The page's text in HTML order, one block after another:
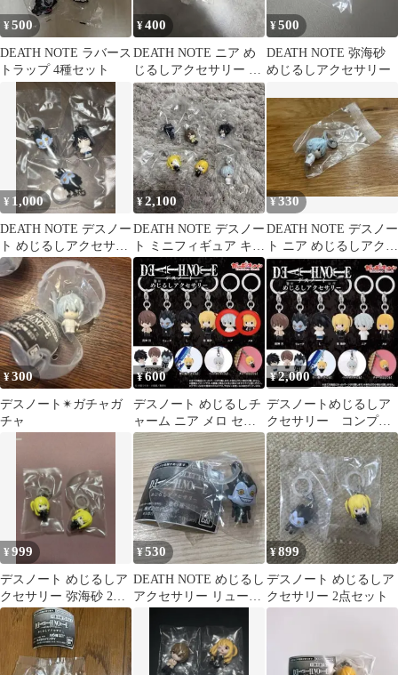
¥500
DEATH NOTE ラバース
トラップ 4種セット
¥400
DEATH NOTE ニア め
じるしアクセサリー ガ
チャ
¥500
DEATH NOTE 弥海砂
めじるしアクセサリー
¥ 1,000
DEATH NOTE デスノー
ト めじるしアクセサリ
ー 3点セット
¥2,100
DEATH NOTE デスノー
ト ミニフィギュア キー
ホルダー 6種セット
¥330
DEATH NOTE デスノー
ト ニア めじるしアクセ
サリー
¥300
デスノート✴︎ガチャガ
チャ
¥600
デスノート めじるしチ
ャーム ニア メロ セッ
ト売り
¥2,000
デスノートめじるしア
クセサリー コンプリ
ートセット
¥999
デスノート めじるしア
クセサリー 弥海砂 2個
セット
¥530
DEATH NOTE めじるし
アクセサリー リュー
¥899
デスノート めじるしア
クセサリー 2点セット